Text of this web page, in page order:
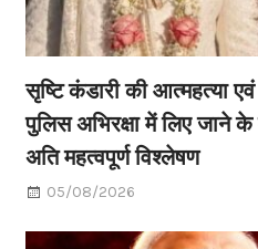
सृष्टि कंडारी की आत्महत्या
पुलिस अभिरक्षा में लिए जाने
अति महत्वपूर्ण विश्लेषण
05/08/2026